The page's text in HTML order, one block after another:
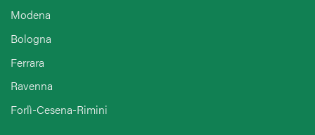
Modena
Bologna
Ferrara
Ravenna
Forlì-Cesena-Rimini